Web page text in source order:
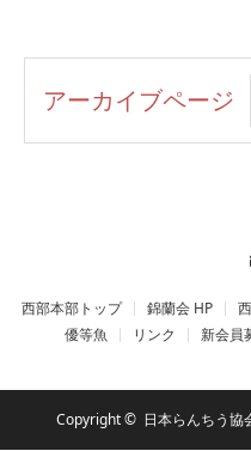
アーカイブページ
西部本部トップ 錦蘭会 HP
優等魚
リンク 新会員
Copyright © 日本らんちう